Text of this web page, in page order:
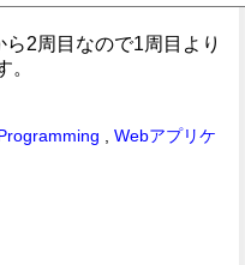
2周目なので1周目より
。
,Webアプリケ